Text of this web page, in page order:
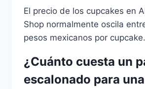
El precio de los cupcakes en
Shop normalmente oscila
pesos mexicanos por cupcake.
¿Cuánto cuesta un
escalonado para una